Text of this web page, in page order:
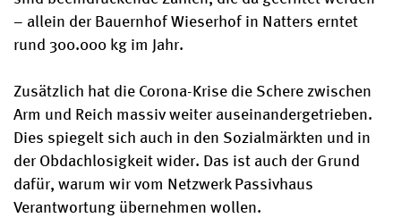
– allein der Bauernhof Wieserhof in Natters erntet
rund 300.000 kg im Jahr.
Zusätzlich hat die Corona-Krise die Schere zwischen
Arm und Reich massiv weiter auseinandergetrieben.
Dies spiegelt sich auch in den Sozialmärkten und in
der Obdachlosigkeit wider. Das ist auch der Grund
dafür, warum wir vom Netzwerk Passivhaus
Verantwortung übernehmen wollen.